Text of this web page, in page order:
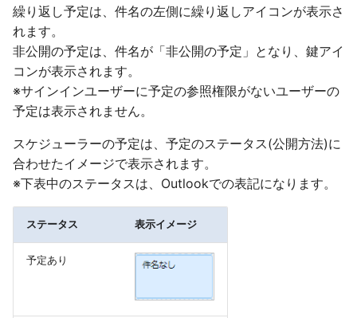
繰り返し予定は、件名の左側に繰り返しアイコンが表⽰さ
れます。
非公開の予定は、件名が「非公開の予定」となり、鍵アイ
コンが表示されます。
※サインインユーザーに予定の参照権限がないユーザーの
予定は表示されません。
スケジューラーの予定は、予定のステータス(公開方法)に
合わせたイメージで表示されます。
※下表中のステータスは、Outlookでの表記になります。
ステータス 表示イメージ
予定あり